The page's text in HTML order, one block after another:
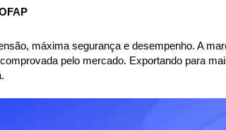
máxima segurança e desempenho. A
pelo mercado. Exportando para